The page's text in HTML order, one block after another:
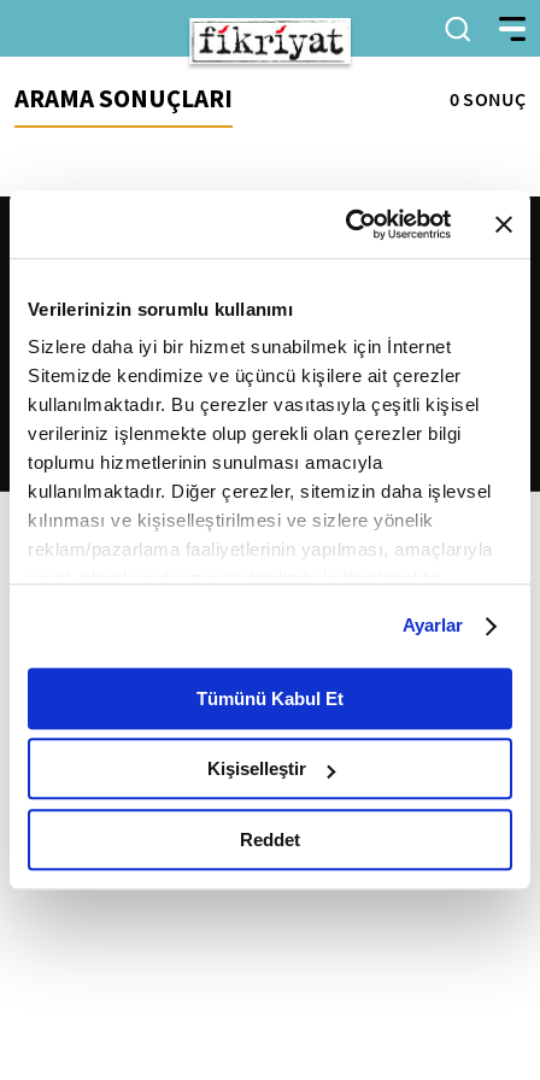
Verilerinizin sorumlu kullanımı
Sizlere daha iyi bir hizmet sunabilmek için İnternet
Sitemizde kendimize ve üçüncü kişilere ait çerezler
kullanılmaktadır. Bu çerezler vasıtasıyla çeşitli kişisel
verileriniz işlenmekte olup gerekli olan çerezler bilgi
toplumu hizmetlerinin sunulması amacıyla
kullanılmaktadır. Diğer çerezler, sitemizin daha işlevsel
kılınması ve kişiselleştirilmesi ve sizlere yönelik
reklam/pazarlama faaliyetlerinin yapılması, amaçlarıyla
belirleyebilirsiniz. Çerezlere ilişkin detaylı bilgi için
Ayarlar butonuna tıklayabilir,Çerez Bilgilendirme
Metnimizi ziyaret edebilirsiniz.
6698 sayılı Kişisel Verilerin Korunması Kanunu uyarınca
okumak ve sitemizi ziyaretiniz kapsamında
gerçekleştirilen veri işleme faaliyetleri ile ilgili daha
detaylı bilgi almak için lütfentıklayınız.
Ayarlar
Tümünü Kabul Et
Kişiselleştir
Reddet
ARAMA SONUÇLARI 0 SONUÇ
2026Fikriyat. Tüm hakları saklıdır.